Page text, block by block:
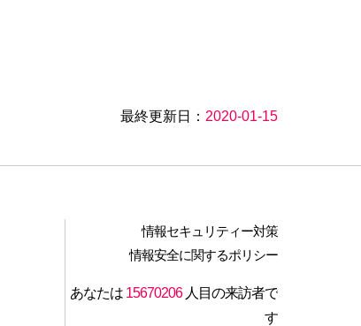
最終更新日： 2020-01-15
情報セキュリティー対策
情報安全に関するポリシー
あなたは 15670206人目の来訪者で
す